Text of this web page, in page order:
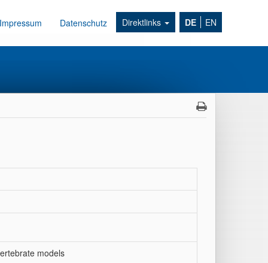
Impressum Datenschutz Direktlinks DE EN
models